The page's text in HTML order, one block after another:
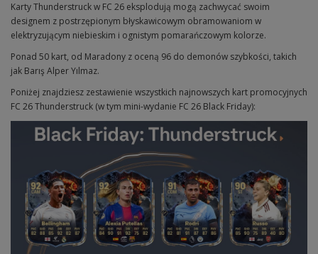
Karty Thunderstruck w FC 26 eksplodują mogą zachwycać swoim
designem z postrzępionym błyskawicowym obramowaniom w
elektryzującym niebieskim i ognistym pomarańczowym kolorze.
Ponad 50 kart, od Maradony z oceną 96 do demonów szybkości, takich
jak Barış Alper Yılmaz.
Poniżej znajdziesz zestawienie wszystkich najnowszych kart promocyjnych
FC 26 Thunderstruck (w tym mini-wydanie FC 26 Black Friday):